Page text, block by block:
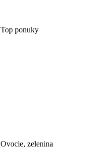
Top ponuky
Ovocie, zelenina